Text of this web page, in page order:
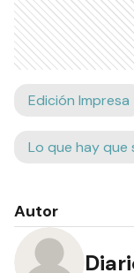
Edición Impresa
Lo que hay que
Autor